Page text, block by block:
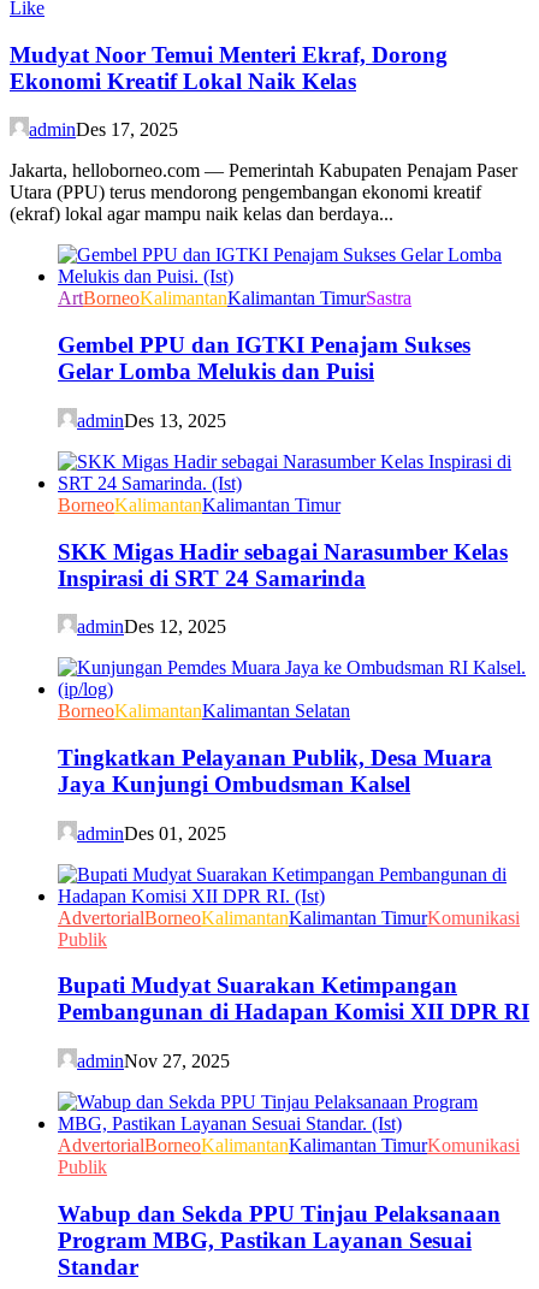
Like
Mudyat Noor Temui Menteri Ekraf, Dorong
Ekonomi Kreatif Lokal Naik Kelas
adminDes 17, 2025
Jakarta, helloborneo.com — Pemerintah Kabupaten Penajam Paser
Utara (PPU) terus mendorong pengembangan ekonomi kreatif
(ekraf) lokal agar mampu naik kelas dan berdaya...
ArtBorneoKalimantanKalimantan TimurSastra
Gembel PPU dan IGTKI Penajam Sukses
Gelar Lomba Melukis dan Puisi
adminDes 13, 2025
BorneoKalimantanKalimantan Timur
SKK Migas Hadir sebagai Narasumber Kelas
Inspirasi di SRT 24 Samarinda
adminDes 12, 2025
BorneoKalimantanKalimantan Selatan
Tingkatkan Pelayanan Publik, Desa Muara
Jaya Kunjungi Ombudsman Kalsel
adminDes 01, 2025
AdvertorialBorneoKalimantanKalimantan TimurKomunikasi
Publik
Bupati Mudyat Suarakan Ketimpangan
Pembangunan di Hadapan Komisi XII DPR RI
adminNov 27, 2025
AdvertorialBorneoKalimantanKalimantan TimurKomunikasi
Publik
Wabup dan Sekda PPU Tinjau Pelaksanaan
Program MBG, Pastikan Layanan Sesuai
Standar